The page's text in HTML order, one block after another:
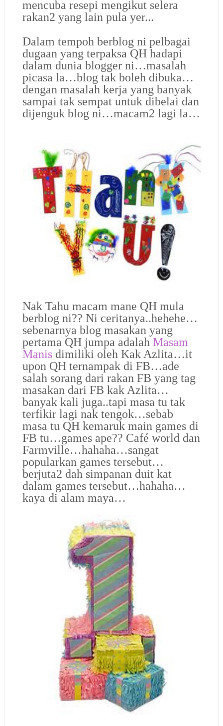
mencuba resepi mengikut selera
rakan2 yang lain pula yer...
Dalam tempoh berblog ni pelbagai
dugaan yang terpaksa QH hadapi
dalam dunia blogger ni…masalah
picasa la…blog tak boleh dibuka…
dengan masalah kerja yang banyak
sampai tak sempat untuk dibelai dan
dijenguk blog ni…macam2 lagi la…
Nak Tahu macam mane QH mula
berblog ni?? Ni ceritanya..hehehe…
sebenarnya blog masakan yang
pertama QH jumpa adalah Masam
Manisdimiliki oleh Kak Azlita…it
upon QH ternampak di FB…ade
salah sorang dari rakan FB yang tag
masakan dari FB kak Azlita…
banyak kali juga..tapi masa tu tak
terfikir lagi nak tengok…sebab
masa tu QH kemaruk main games di
FB tu…games ape?? Café world dan
Farmville…hahaha…sangat
popularkan games tersebut…
berjuta2 dah simpanan duit kat
dalam games tersebut…hahaha…
kaya di alam maya…